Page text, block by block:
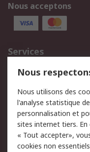
Nous acceptons
Services
750.000 produits
Retours
Track & trace
Legal
Nous
Nous utilisons des
l'analyse statistique
personnalisation et
sites internet tiers. En
« Tout accepter»,
cookies non